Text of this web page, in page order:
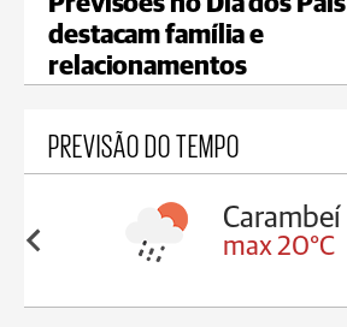
destacam família e
relacionamentos
PREVISÃO DO TEMPO
18°C
Carambeí
max 20°C